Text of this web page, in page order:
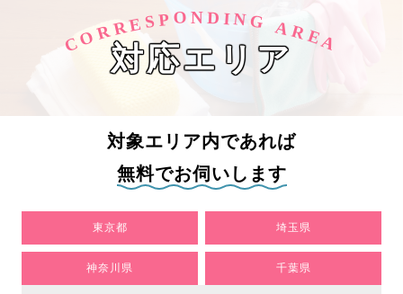
【メディア掲載】「口コミ評判ナビ」様にてアールク
リーニングが紹介されました！
もっとみる
CORRESPOND ING AREA
対応エリア
対象エリア内であれば
無料でお伺いします
東京都 埼玉県
神奈川県 千葉県